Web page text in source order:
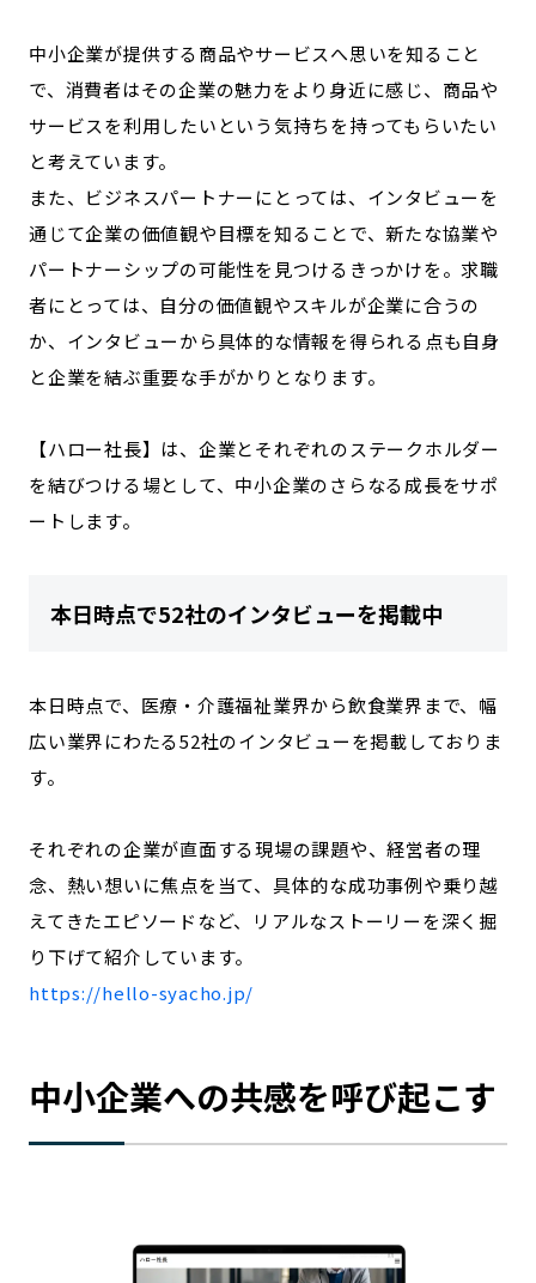
中小企業が提供する商品やサービスへ思いを知ること
で、消費者はその企業の魅力をより身近に感じ、商品や
サービスを利用したいという気持ちを持ってもらいたい
と考えています。
また、ビジネスパートナーにとっては、インタビューを
通じて企業の価値観や目標を知ることで、新たな協業や
パートナーシップの可能性を見つけるきっかけを。求職
者にとっては、自分の価値観やスキルが企業に合うの
か、インタビューから具体的な情報を得られる点も自身
と企業を結ぶ重要な手がかりとなります。
【ハロー社長】は、企業とそれぞれのステークホルダー
を結びつける場として、中小企業のさらなる成長をサポ
ートします。
本日時点で52社のインタビューを掲載中
本日時点で、医療・介護福祉業界から飲食業界まで、幅
広い業界にわたる52社のインタビューを掲載しておりま
す。
それぞれの企業が直面する現場の課題や、経営者の理
念、熱い想いに焦点を当て、具体的な成功事例や乗り越
えてきたエピソードなど、リアルなストーリーを深く掘
り下げて紹介しています。
https://hello-syacho.jp/
中小企業への共感を呼び起こす